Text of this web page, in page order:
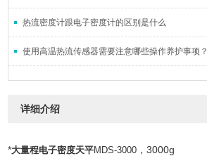
热流密度计跟电子密度计的区别是什么
使用高温热流传感器需要注意哪些操作养护事项？
详细介绍
*大量程电子密度天平MDS-3000 ，3000g